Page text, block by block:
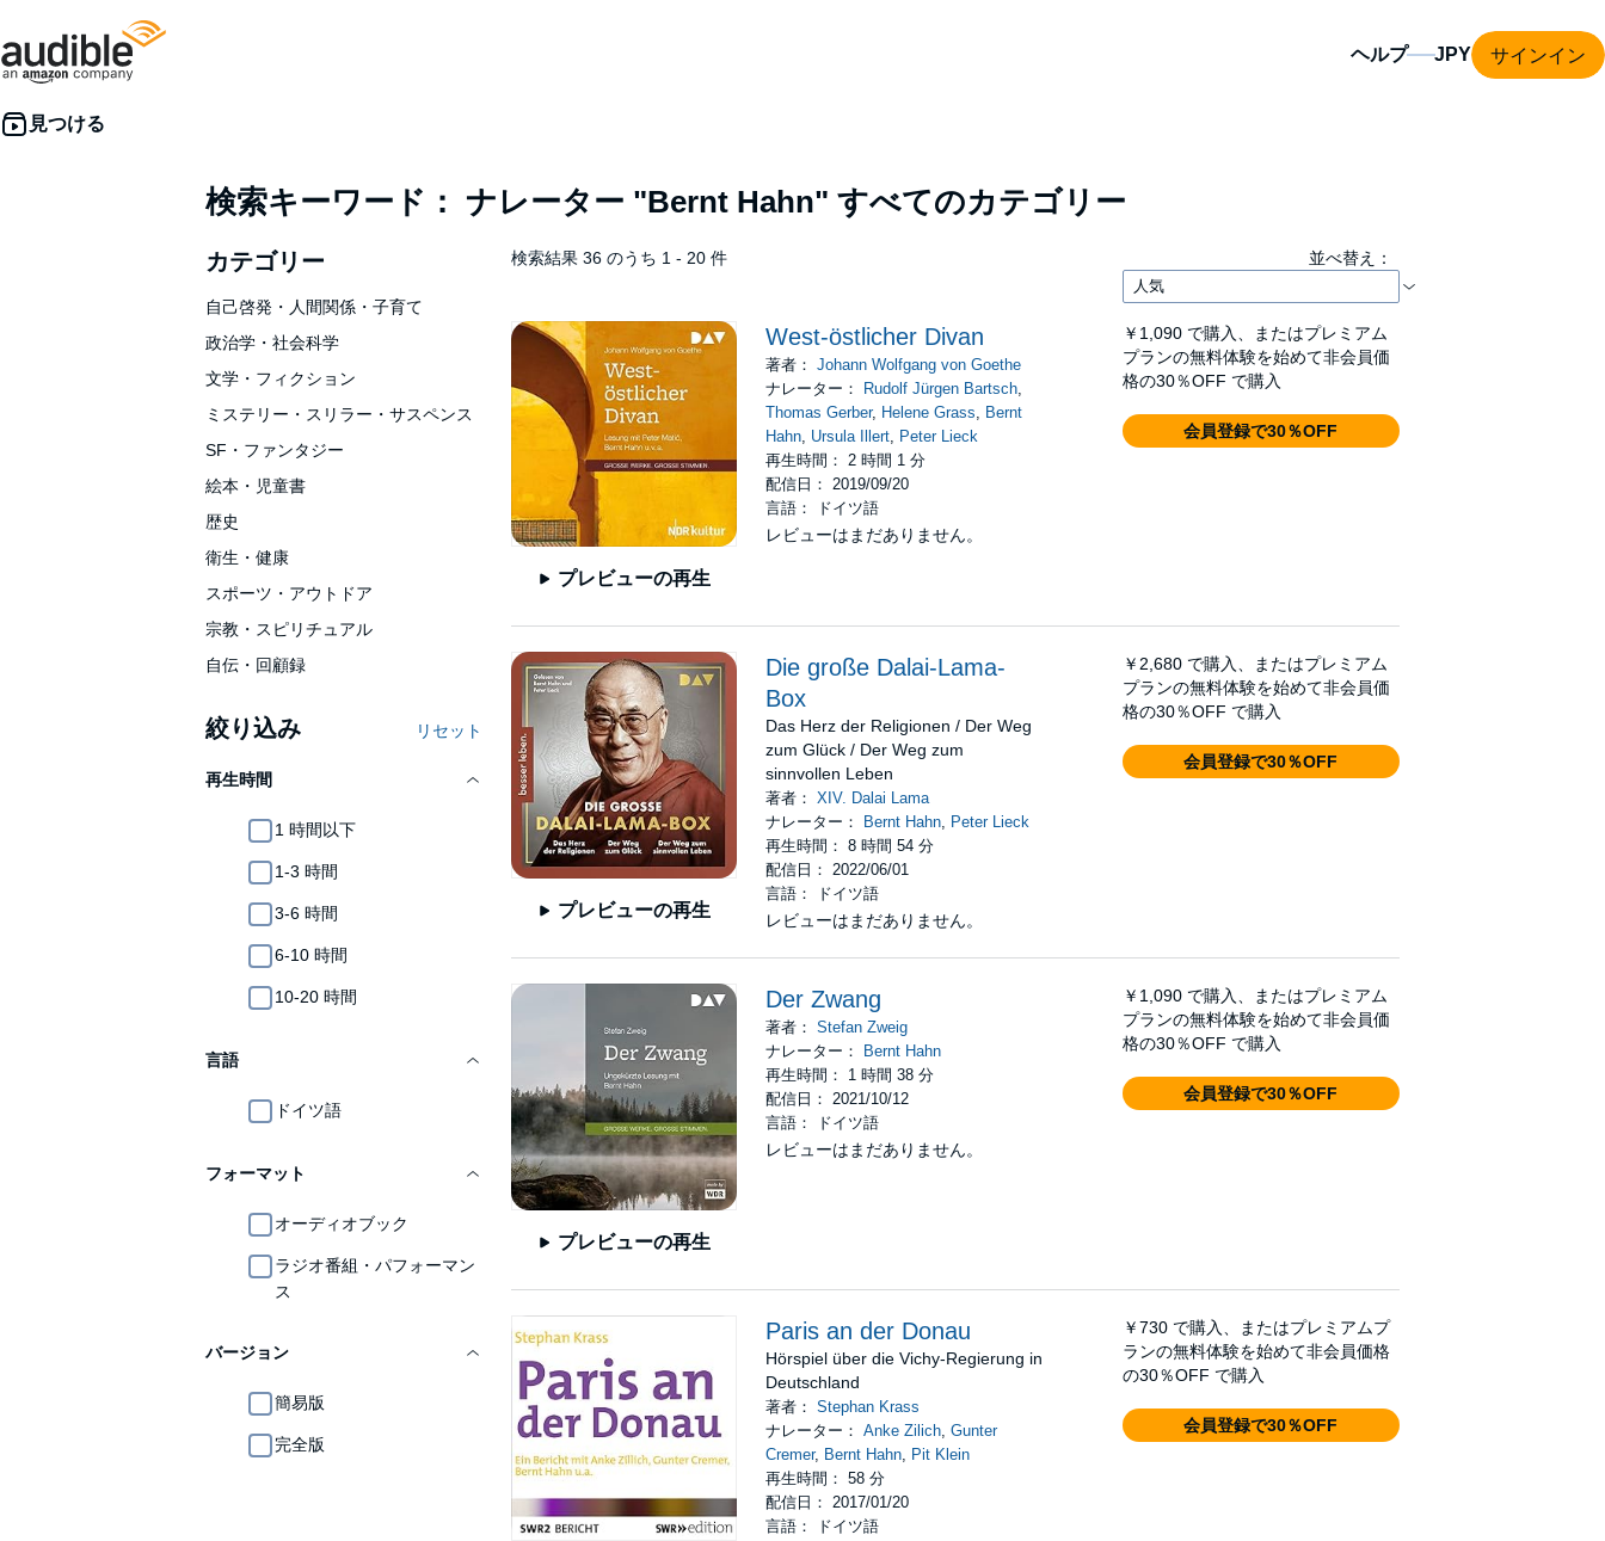
ヘルプ サインイン
検索キーワード： ナレーター "Bernt Hahn" すべてのカテゴリー
カテゴリー
自己啓発・人間関係・子育て
政治学・社会科学
文学・フィクション
ミステリー・スリラー・サスペンス
SF・ファンタジー
絵本・児童書
歴史
衛生・健康
スポーツ・アウトドア
宗教・スピリチュアル
自伝・回顧録
絞り込み リセット
再生時間
1 時間以下
1-3 時間
3-6 時間
6-10 時間
10-20 時間
言語
ドイツ語
フォーマット
オーディオブック
ラジオ番組・パフォーマン
ス
バージョン
簡易版
完全版
検索結果 36 のうち 1 - 20 件 並べ替え：
プレビューの再生
West-östlicher Divan
著者：Johann Wolfgang von Goethe
ナレーター：
Rudolf Jürgen Bartsch,
Thomas Gerber, Helene Grass, Bernt
Hahn, Ursula Illert, Peter Lieck
再生時間： 2 時間 1 分
配信日： 2019/09/20
言語： ドイツ語
レビューはまだありません。
￥1,090 で購入、またはプレミアム
プランの無料体験を始めて非会員価
格の30％OFF で購入
会員登録で30％OFF
プレビューの再生
Die große Dalai-Lama-
Box
Das Herz der Religionen / Der Weg
zum Glück / Der Weg zum
sinnvollen Leben
著者：XIV. Dalai Lama
ナレーター：
Bernt Hahn, Peter Lieck
再生時間： 8 時間 54 分
配信日： 2022/06/01
言語： ドイツ語
レビューはまだありません。
￥2,680 で購入、またはプレミアム
プランの無料体験を始めて非会員価
格の30％OFF で購入
会員登録で30％OFF
プレビューの再生
Der Zwang
著者：Stefan Zweig
ナレーター：
Bernt Hahn
再生時間： 1 時間 38 分
配信日： 2021/10/12
言語： ドイツ語
レビューはまだありません。
￥1,090 で購入、またはプレミアム
プランの無料体験を始めて非会員価
格の30％OFF で購入
会員登録で30％OFF
Paris an der Donau
Hörspiel über die Vichy-Regierung in
Deutschland
著者：Stephan Krass
ナレーター：Anke Zilich ,Gunter
Cremer, Bernt Hahn Pit Klein
再生時間： 58 分
配信日： 2017/01/20
言語： ドイツ語
￥730 で購入、またはプレミアムプ
ランの無料体験を始めて非会員価格
の30％OFF で購入
会員登録で30％OFF